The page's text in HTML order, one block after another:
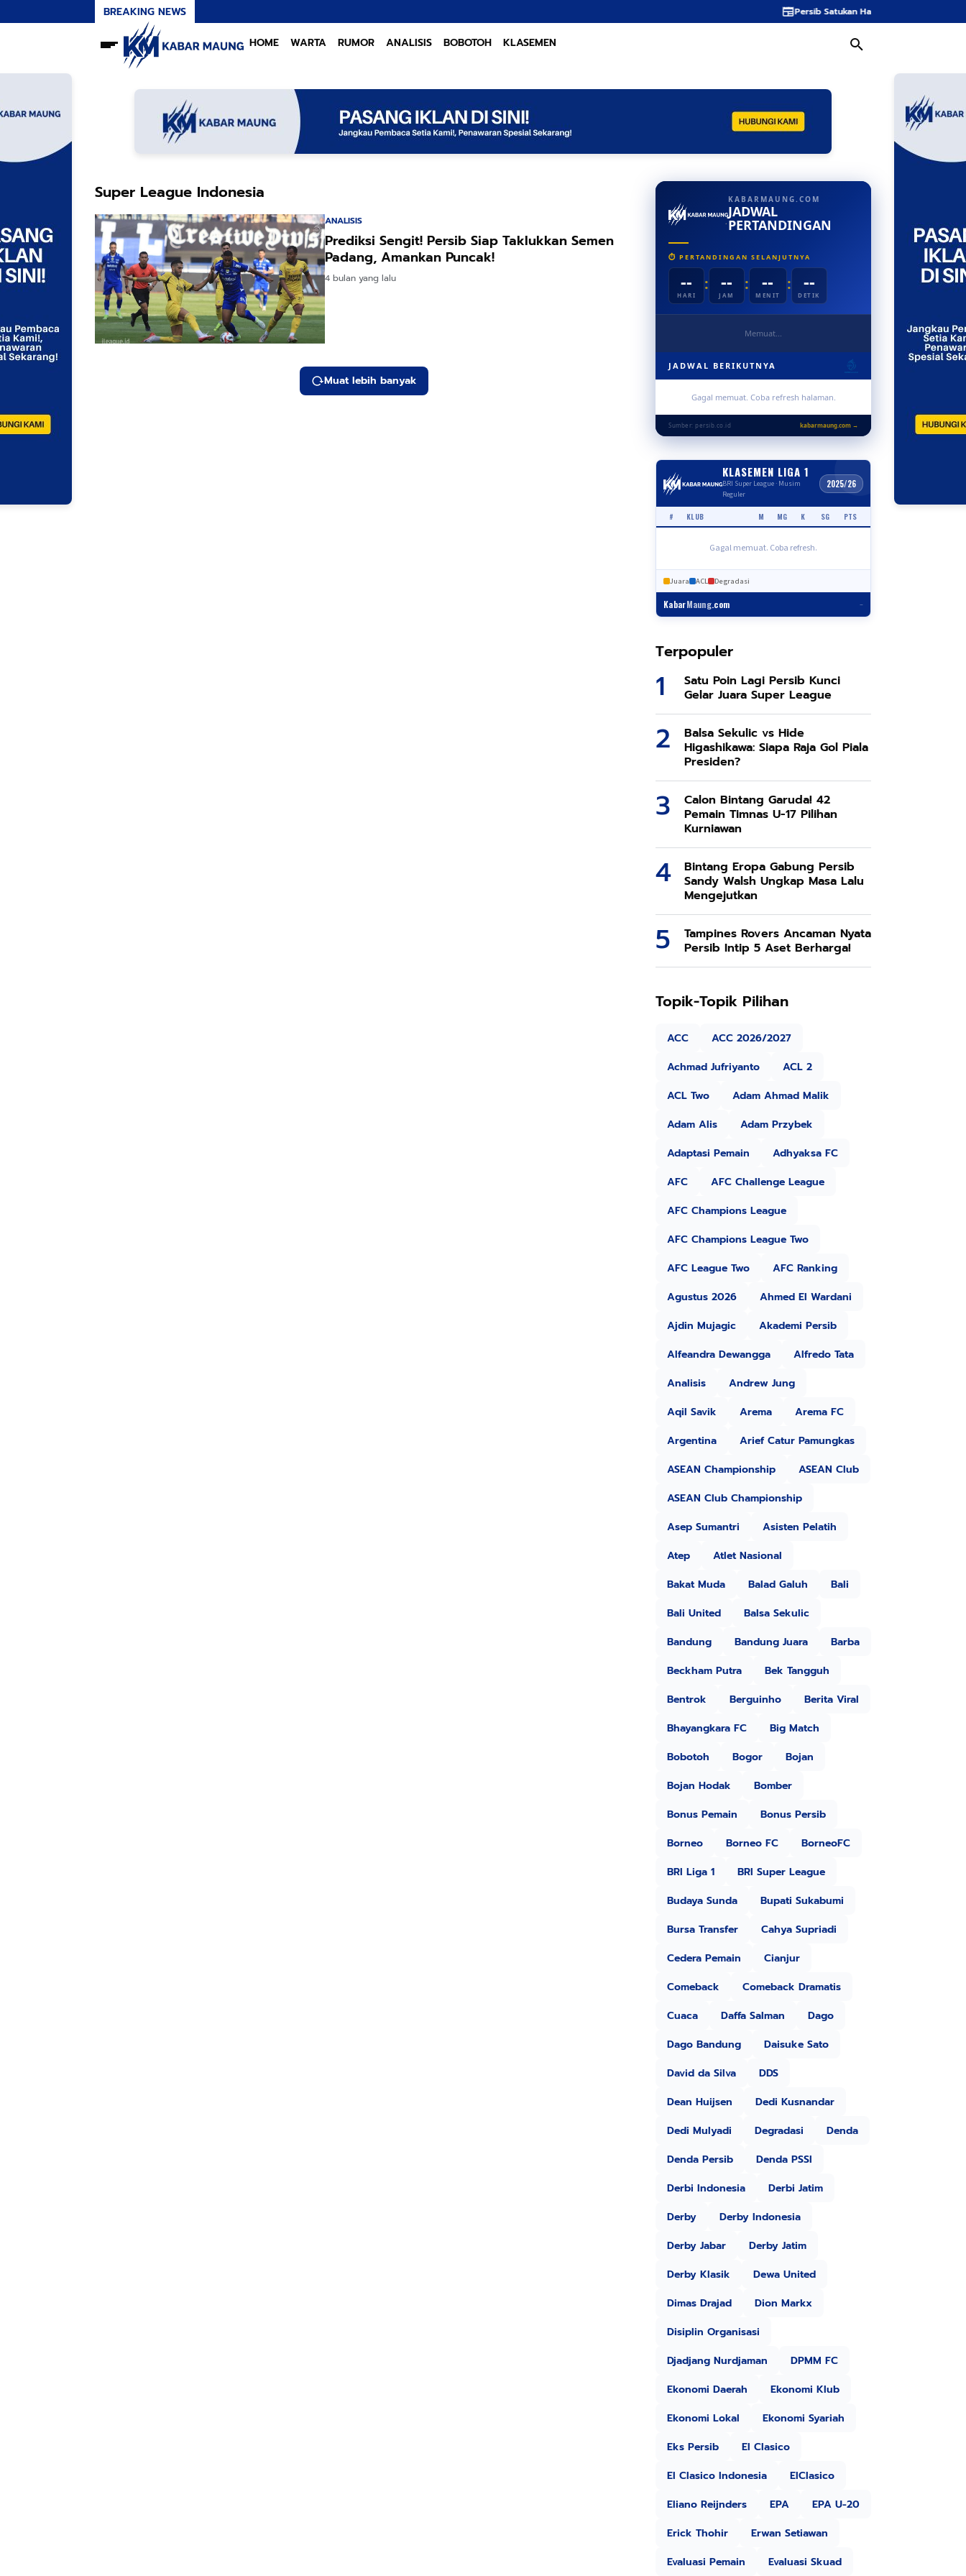
BREAKING NEWS Persib Satukan Hati Semua Usia dan Hidupkan
HOME WARTA RUMOR ANALISIS BOBOTOH KLASEMEN
Super League Indonesia
ANALISIS
Prediksi Sengit! Persib Siap Taklukkan Semen
Padang, Amankan Puncak!
4 bulan yang lalu
Muat lebih banyak
KABARMAUNG.COM
JADWAL
PERTANDINGAN
⏱ PERTANDINGAN SELANJUTNYA
--
HARI
: --
JAM
: --
MENIT
: --
DETIK
Memuat...
JADWAL BERIKUTNYA
Gagal memuat. Coba refresh halaman.
Sumber: persib.co.id kabarmaung.com →
KLASEMEN LIGA 1
BRI Super League · Musim
Reguler
2025/26
# KLUB M MG K SG PTS
Gagal memuat. Coba refresh.
Juara ACL Degradasi
KabarMaung.com –
Terpopuler
Satu Poin Lagi Persib Kunci
Gelar Juara Super League
Balsa Sekulic vs Hide
Higashikawa: Siapa Raja Gol Piala
Presiden?
Calon Bintang Garuda! 42
Pemain Timnas U-17 Pilihan
Kurniawan
Bintang Eropa Gabung Persib
Sandy Walsh Ungkap Masa Lalu
Mengejutkan
Tampines Rovers Ancaman Nyata
Persib Intip 5 Aset Berharga!
Topik-Topik Pilihan
ACC
ACC 2026/2027
Achmad Jufriyanto
ACL 2
ACL Two
Adam Ahmad Malik
Adam Alis
Adam Przybek
Adaptasi Pemain
Adhyaksa FC
AFC
AFC Challenge League
AFC Champions League
AFC Champions League Two
AFC League Two
AFC Ranking
Agustus 2026
Ahmed El Wardani
Ajdin Mujagic
Akademi Persib
Alfeandra Dewangga
Alfredo Tata
Analisis
Andrew Jung
Aqil Savik
Arema
Arema FC
Argentina
Arief Catur Pamungkas
ASEAN Championship
ASEAN Club
ASEAN Club Championship
Asep Sumantri
Asisten Pelatih
Atep
Atlet Nasional
Bakat Muda
Balad Galuh
Bali
Bali United
Balsa Sekulic
Bandung
Bandung Juara
Barba
Beckham Putra
Bek Tangguh
Bentrok
Berguinho
Berita Viral
Bhayangkara FC
Big Match
Bobotoh
Bogor
Bojan
Bojan Hodak
Bomber
Bonus Pemain
Bonus Persib
Borneo
Borneo FC
BorneoFC
BRI Liga 1
BRI Super League
Budaya Sunda
Bupati Sukabumi
Bursa Transfer
Cahya Supriadi
Cedera Pemain
Cianjur
Comeback
Comeback Dramatis
Cuaca
Daffa Salman
Dago
Dago Bandung
Daisuke Sato
David da Silva
DDS
Dean Huijsen
Dedi Kusnandar
Dedi Mulyadi
Degradasi
Denda
Denda Persib
Denda PSSI
Derbi Indonesia
Derbi Jatim
Derby
Derby Indonesia
Derby Jabar
Derby Jatim
Derby Klasik
Dewa United
Dimas Drajad
Dion Markx
Disiplin Organisasi
Djadjang Nurdjaman
DPMM FC
Ekonomi Daerah
Ekonomi Klub
Ekonomi Lokal
Ekonomi Syariah
Eks Persib
El Clasico
El Clasico Indonesia
ElClasico
Eliano Reijnders
EPA
EPA U-20
Erick Thohir
Erwan Setiawan
Evaluasi Pemain
Evaluasi Skuad